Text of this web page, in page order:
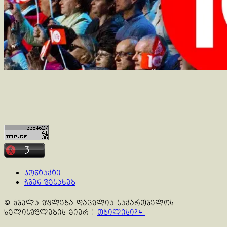
კონტაქტი
ჩვენ შესახებ
© ყველა უფლება დაცულია საქართველოს
ხელისუფლების მიერ | თბილისი24.